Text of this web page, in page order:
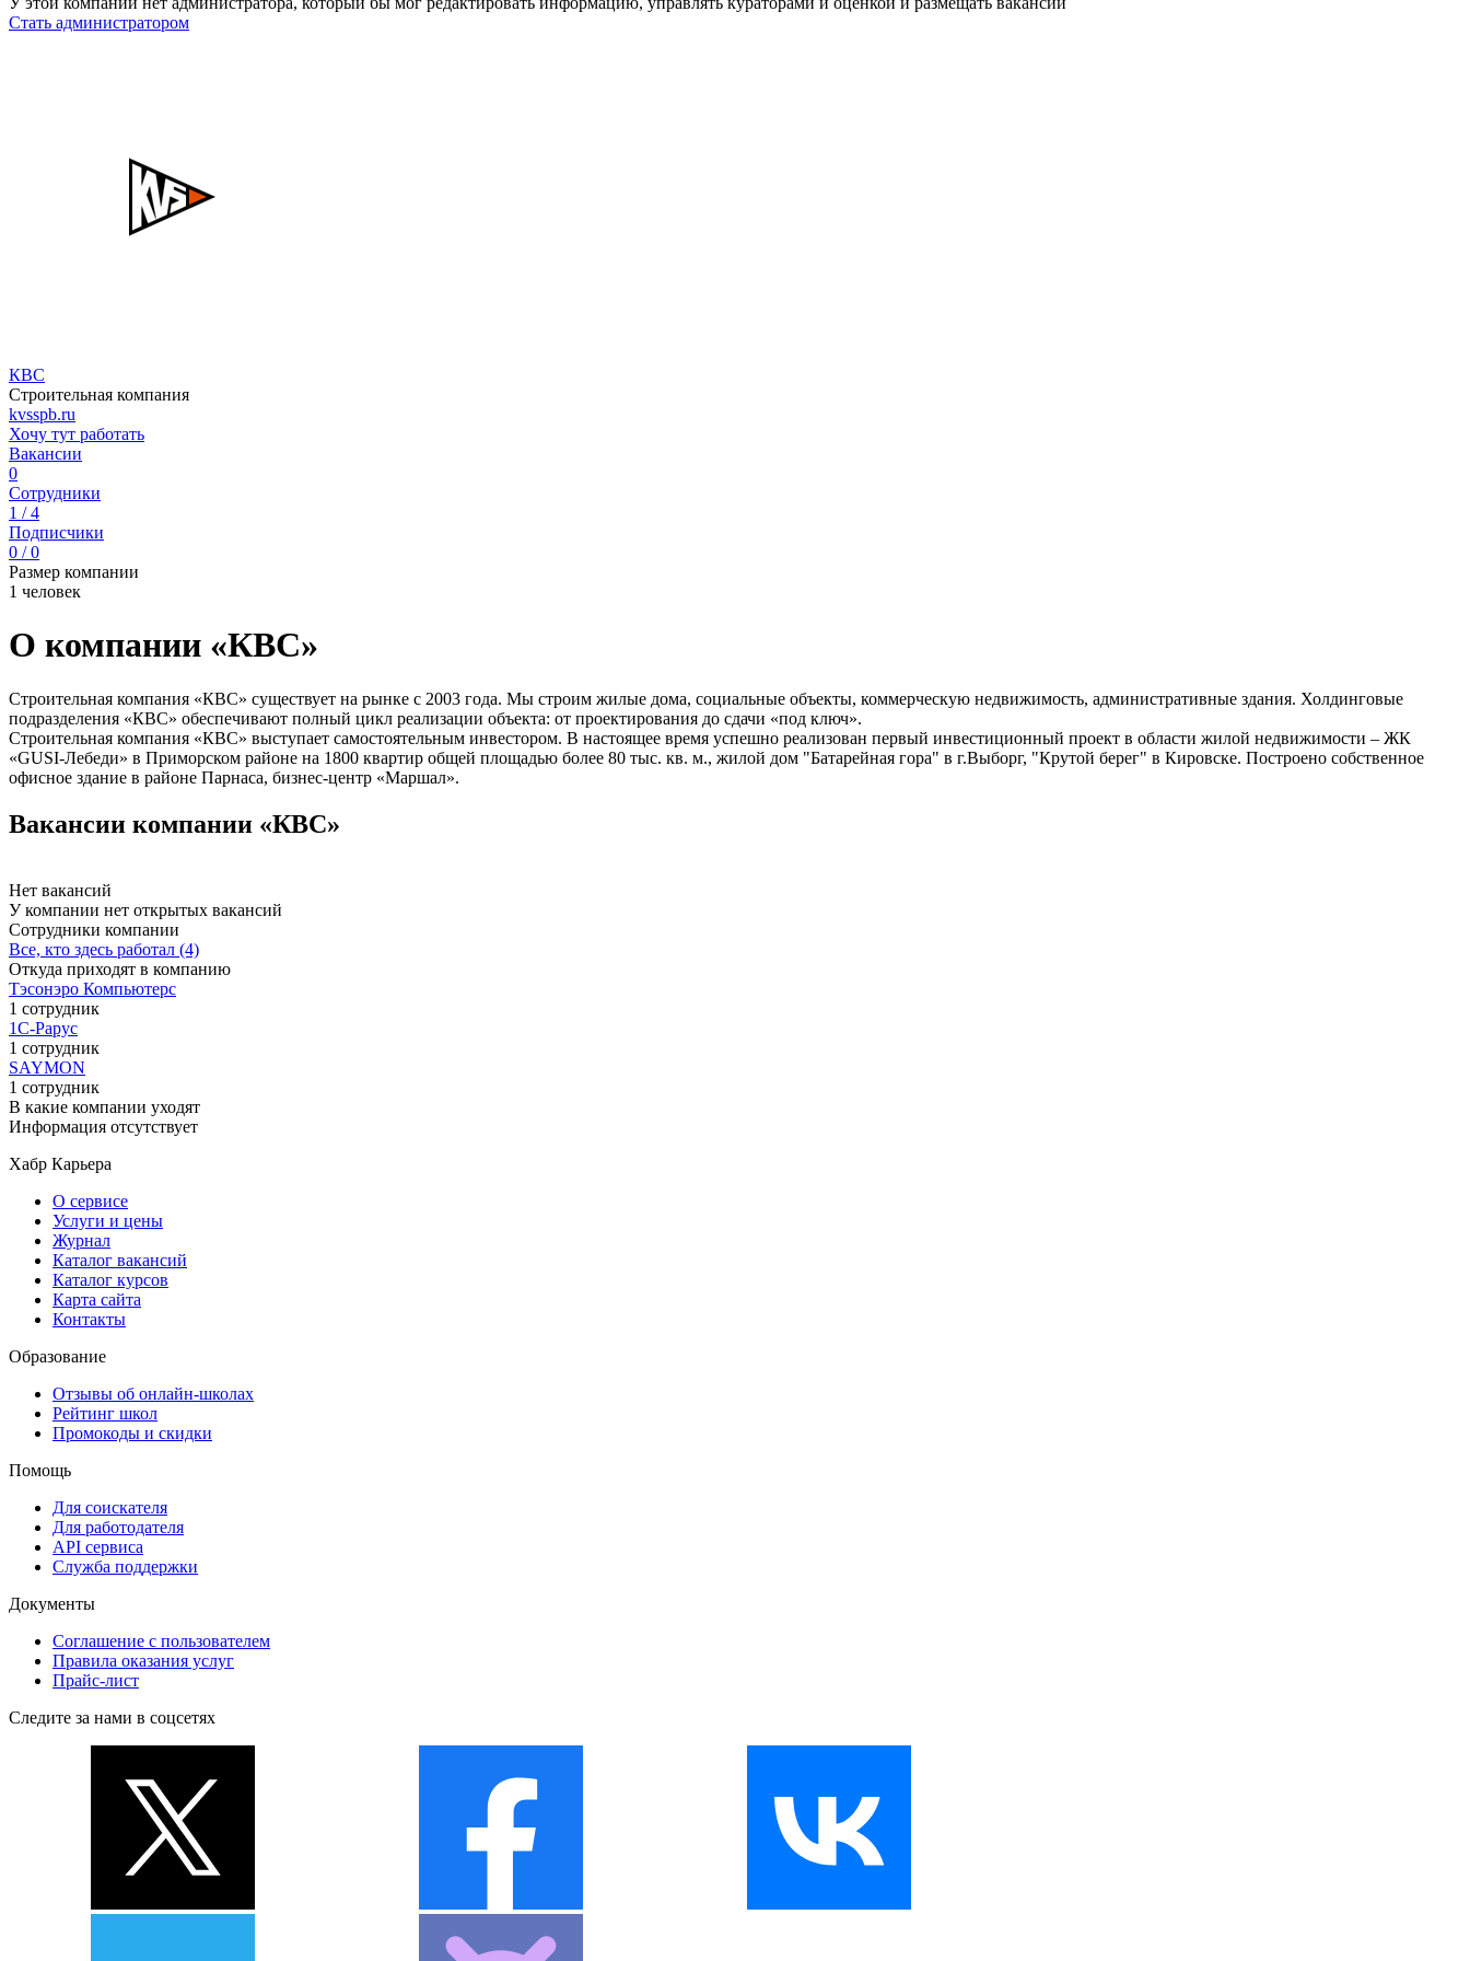
Стать администратором
КВС
Строительная компания
kvsspb.ru
Хочу тут работать
Вакансии
0
Сотрудники
1 / 4
Подписчики
0 / 0
Размер компании
1 человек
О компании «КВС»
Строительная компания «КВС» существует на рынке с 2003 года. Мы строим жилые дома, социальные объекты, коммерческую недвижимость, административные здания. Холдинговые
подразделения «КВС» обеспечивают полный цикл реализации объекта: от проектирования до сдачи «под ключ».
Строительная компания «КВС» выступает самостоятельным инвестором. В настоящее время успешно реализован первый инвестиционный проект в области жилой недвижимости – ЖК
«GUSI-Лебеди» в Приморском районе на 1800 квартир общей площадью более 80 тыс. кв. м., жилой дом "Батарейная гора" в г.Выборг, "Крутой берег" в Кировске. Построено собственное
офисное здание в районе Парнаса, бизнес-центр «Маршал».
Вакансии компании «КВС»
Нет вакансий
У компании нет открытых вакансий
Сотрудники компании
Все, кто здесь работал (4)
Откуда приходят в компанию
Тэсонэро Компьютерс
1 сотрудник
1С-Рарус
1 сотрудник
SAYMON
1 сотрудник
В какие компании уходят
Информация отсутствует
Хабр Карьера
О сервисе
Услуги и цены
Журнал
Каталог вакансий
Каталог курсов
Карта сайта
Контакты
Образование
Отзывы об онлайн-школах
Рейтинг школ
Промокоды и скидки
Помощь
Для соискателя
Для работодателя
API сервиса
Служба поддержки
Документы
Соглашение с пользователем
Правила оказания услуг
Прайс-лист
Следите за нами в соцсетях